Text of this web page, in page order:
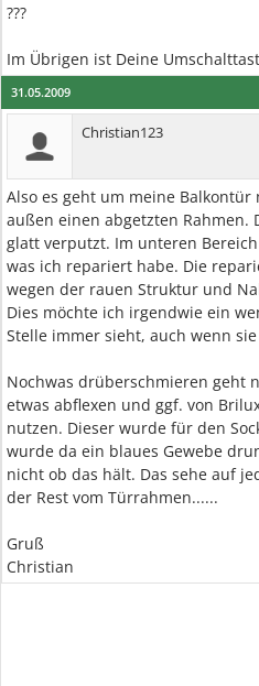
???
Im Übrigen ist Deine
31.05.2009
Christian123
Also es geht um meine
außen einen abgetzten Rahmen.
glatt verputzt. Im unteren
was ich repariert habe. Die
wegen der rauen Struktur und
Dies möchte ich irgendwie ein
Stelle immer sieht, auch wenn
Nochwas drüberschmieren geht
etwas abflexen und ggf. von
nutzen. Dieser wurde für den
wurde da ein blaues Gewebe
nicht ob das hält. Das sehe auf
der Rest vom Türrahmen......
Gruß
Christian